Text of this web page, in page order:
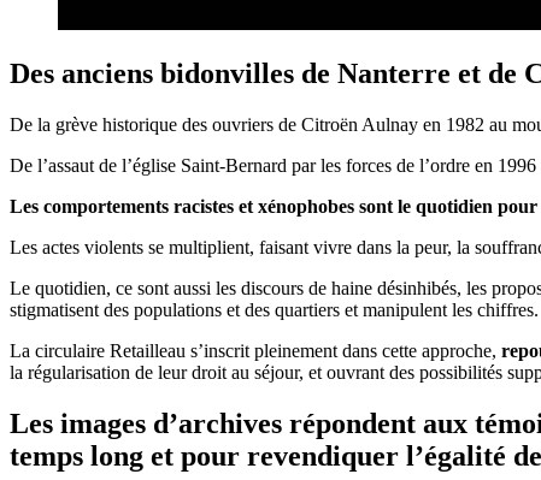
Des anciens bidonvilles de Nanterre et de
De la grève historique des ouvriers de Citroën Aulnay en 1982 au
De l’assaut de l’église Saint-Bernard par les forces de l’ordre en
Les comportements racistes et xénophobes sont le quotidien
Les actes violents se multiplient, faisant vivre dans la peur, la
Le quotidien, ce sont aussi les discours de haine désinhibés, les
stigmatisent des populations et des quartiers et manipulent les chiffres.
La circulaire Retailleau s’inscrit pleinement dans cette approche,
la régularisation de leur droit au séjour, et ouvrant des possibilités
Les images d’archives répondent aux
temps long et pour revendiquer l’égalité